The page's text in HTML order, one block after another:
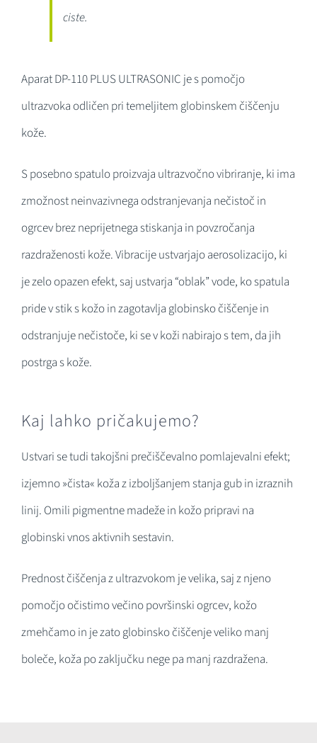
ciste.
Aparat DP-110 PLUS ULTRASONIC je s pomočjo
ultrazvoka odličen pri temeljitem globinskem čiščenju
kože.
S posebno spatulo proizvaja ultrazvočno vibriranje, ki ima
zmožnost neinvazivnega odstranjevanja nečistoč in
ogrcev brez neprijetnega stiskanja in povzročanja
razdraženosti kože. Vibracije ustvarjajo aerosolizacijo, ki
je zelo opazen efekt, saj ustvarja “oblak” vode, ko spatula
pride v stik s kožo in zagotavlja globinsko čiščenje in
odstranjuje nečistoče, ki se v koži nabirajo s tem, da jih
postrga s kože.
Kaj lahko pričakujemo?
Ustvari se tudi takojšni prečiščevalno pomlajevalni efekt;
izjemno »čista« koža z izboljšanjem stanja gub in izraznih
linij. Omili pigmentne madeže in kožo pripravi na
globinski vnos aktivnih sestavin.
Prednost čiščenja z ultrazvokom je velika, saj z njeno
pomočjo očistimo večino površinski ogrcev, kožo
zmehčamo in je zato globinsko čiščenje veliko manj
boleče, koža po zaključku nege pa manj razdražena.